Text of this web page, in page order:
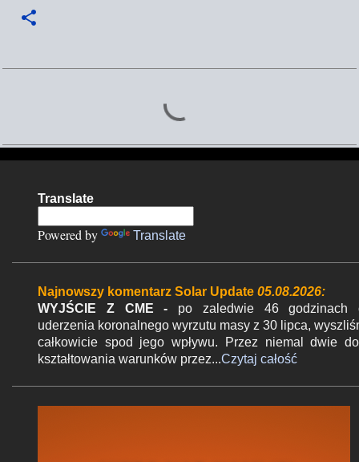
e
Translate
Powered by Translate
Najnowszy komentarz Solar Update 05.08.2026:
WYJŚCIE Z CME - po zaledwie 46 godzinach
uderzenia koronalnego wyrzutu masy z 30 lipca,
całkowicie spod jego wpływu. Przez niemal dwie
kształtowania warunków przez...Czytaj całość